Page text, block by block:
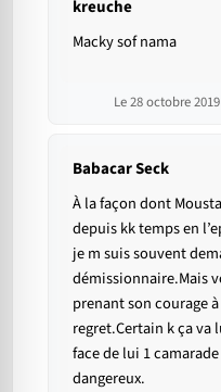
kreuche
Macky sof nama
Le 28 octobre
Babacar Seck
À la façon dont
depuis kk temps en
je m suis souvent
démissionnaire.Mais
prenant son courage
regret.Certain k ça va
face de lui 1
dangereux.